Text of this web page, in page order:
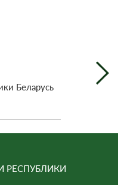
Беларусь
РЕСПУБЛИКИ